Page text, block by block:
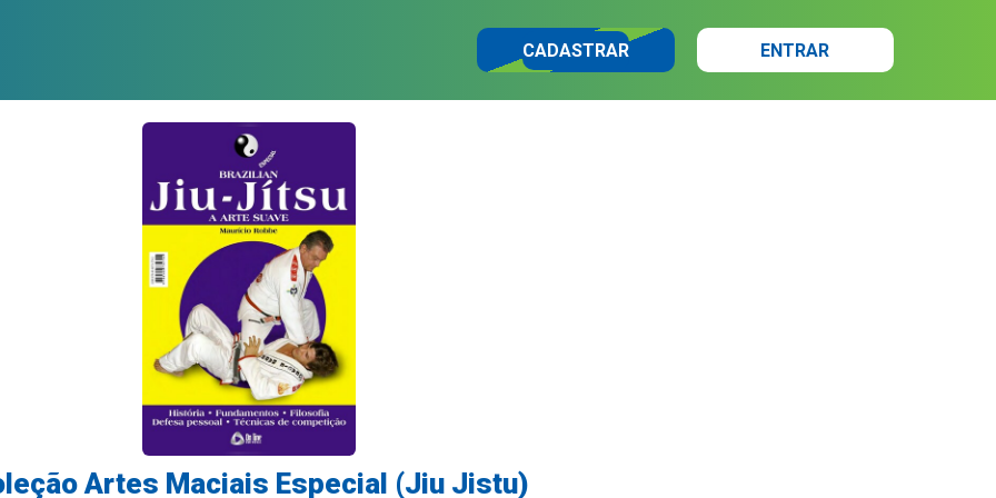
CADASTRAR ENTRAR
Artes Maciais Especial (Jiu Jistu)